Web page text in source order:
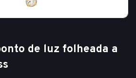
de luz folheada a